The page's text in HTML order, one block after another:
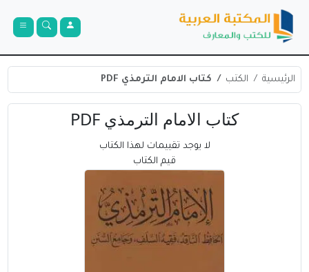
الرئيسية الكتب كتاب الامام الترمذي PDF
كتاب الامام الترمذي PDF
لا يوجد تقييمات لهذا الكتاب
قيم الكتاب